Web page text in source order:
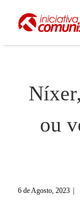
content
ou
6 de Agosto, 2023